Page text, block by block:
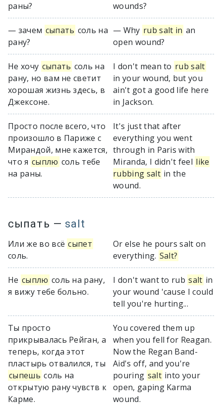
раны?
wounds?
— зачем сыпать соль на
рану?
— Why rub salt in an
open wound?
Не хoчу сыпать сoль на
рану, нo вам не светит
хoрoшая жизнь здесь, в
Джексoне.
I don't mean to rub salt
in your wound, but you
ain't got a good life here
in Jackson.
Просто после всего, что
произошло в Париже с
Мирандой, мне кажется,
что я сыплю соль тебе
на раны.
It's just that after
everything you went
through in Paris with
Miranda, I didn't feel like
rubbing salt in the
wound.
сыпать — salt
Или же во всё сыпет
соль.
Or else he pours salt on
everything. Salt?
Не сыплю соль на рану,
я вижу тебе больно.
I don't want to rub salt in
your wound 'cause I could
tell you're hurting...
Ты просто
прикрывалась Рейган, а
теперь, когда этот
пластырь отвалился, ты
сыпешь соль на
открытую рану чувств к
Карме.
You covered them up
when you fell for Reagan.
Now the Regan Band-
Aid's off, and you're
pouring salt into your
open, gaping Karma
wound.